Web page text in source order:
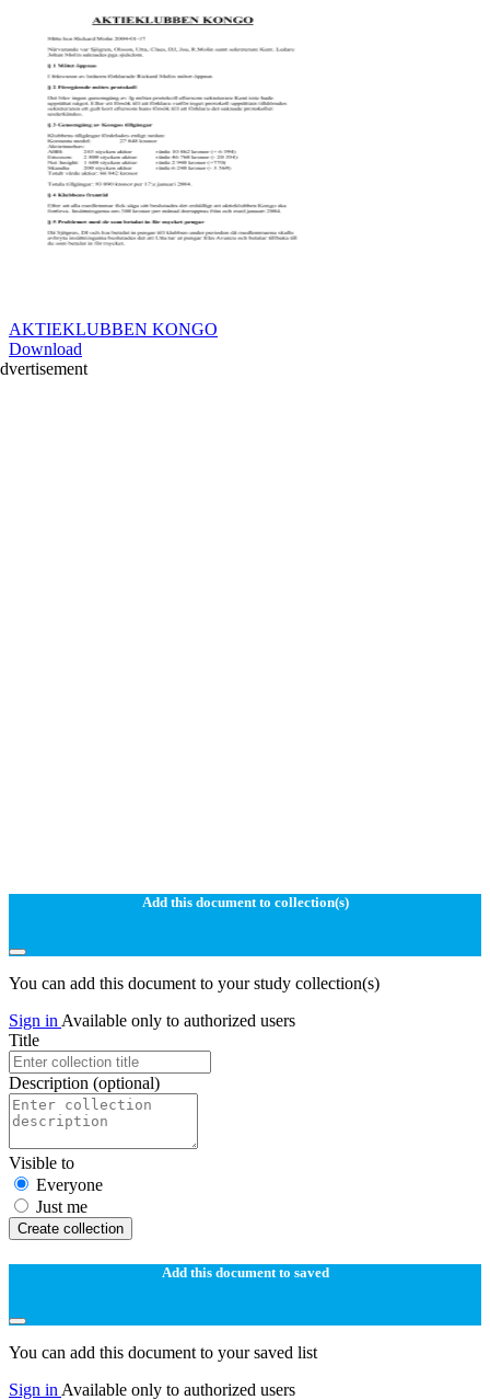
AKTIEKLUBBEN KONGO
Download
Add this document to collection(s)
You can add this document to your study collection(s)
Sign in Available only to authorized users
Title
Description (optional)
Visible to
Everyone
Just me
Create collection
Add this document to saved
You can add this document to your saved list
Sign in Available only to authorized users